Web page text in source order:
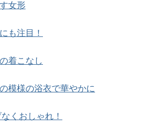
女形
も注目！
着こなし
模様の浴衣で華やかに
くおしゃれ！